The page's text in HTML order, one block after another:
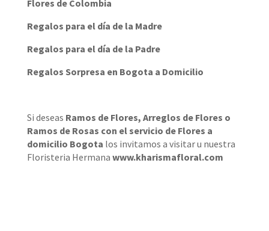
Flores de Colombia
Regalos para el día de la Madre
Regalos para el día de la Padre
Regalos Sorpresa en Bogota a Domicilio
Si deseas Ramos de Flores, Arreglos de Flores o
Ramos de Rosas con el servicio de Flores a
domicilio Bogota los invitamos a visitar u nuestra
Floristeria Hermana www.kharismafloral.com